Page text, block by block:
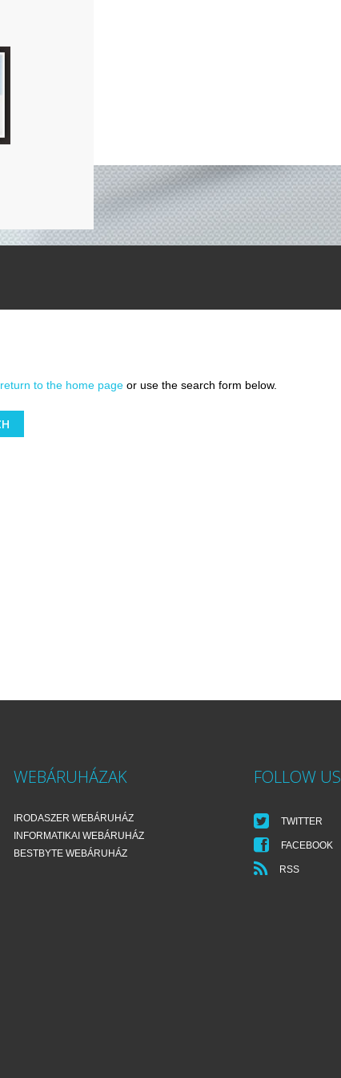
return to the home page or use the search form below.
WEBÁRUHÁZAK
IRODASZER WEBÁRUHÁZ
INFORMATIKAI WEBÁRUHÁZ
BESTBYTE WEBÁRUHÁZ
FOLLOW US
TWITTER
FACEBOOK
RSS